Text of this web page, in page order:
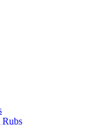
Rubs